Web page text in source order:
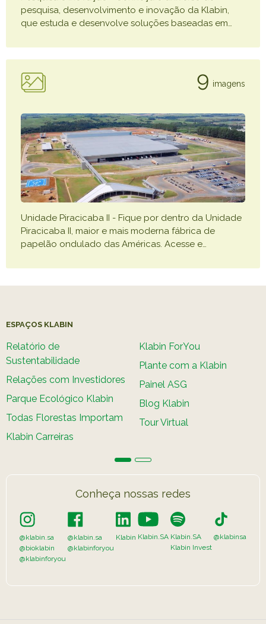
pesquisa, desenvolvimento e inovação da Klabin,
que estuda e desenvolve soluções baseadas em…
9 imagens
Unidade Piracicaba II - Fique por dentro da Unidade
Piracicaba II, maior e mais moderna fábrica de
papelão ondulado das Américas. Acesse e…
ESPAÇOS KLABIN
Relatório de
Sustentabilidade
Relações com Investidores
Parque Ecológico Klabin
Todas Florestas Importam
Klabin Carreiras
Klabin ForYou
Plante com a Klabin
Painel ASG
Blog Klabin
Tour Virtual
Conheça nossas redes
@klabin.sa
@bioklabin
@klabinforyou
@klabin.sa
@klabinforyou
Klabin Klabin.SA Klabin.SA
Klabin Invest
@klabinsa